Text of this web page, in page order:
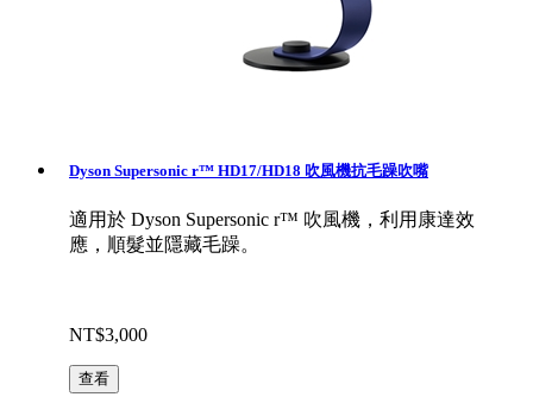
Dyson Supersonic r™ HD17/HD18 吹風機抗毛躁吹嘴
適用於 Dyson Supersonic r™ 吹風機，利用康達效
應，順髮並隱藏毛躁。
NT$3,000
查看